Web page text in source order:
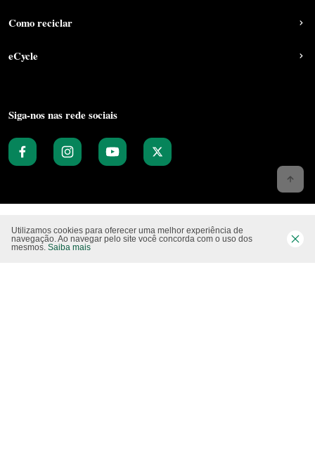
Como reciclar
eCycle
Siga-nos nas rede sociais
Utilizamos cookies para oferecer uma melhor experiência de
navegação. Ao navegar pelo site você concorda com o uso dos
mesmos. Saiba mais